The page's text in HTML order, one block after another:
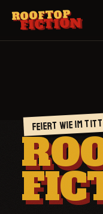
ROOFTOP
FICTION
FEIERT WIE IM